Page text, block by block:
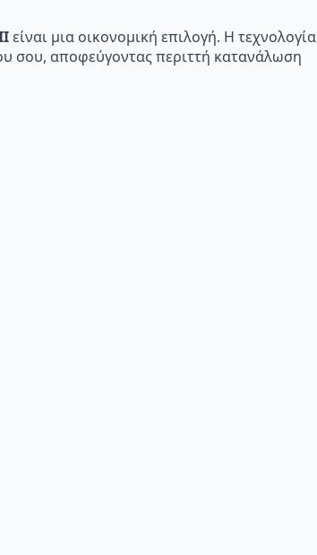
είναι μια οικονομική επιλογή. Η τεχνολογία
σου, αποφεύγοντας περιττή κατανάλωση